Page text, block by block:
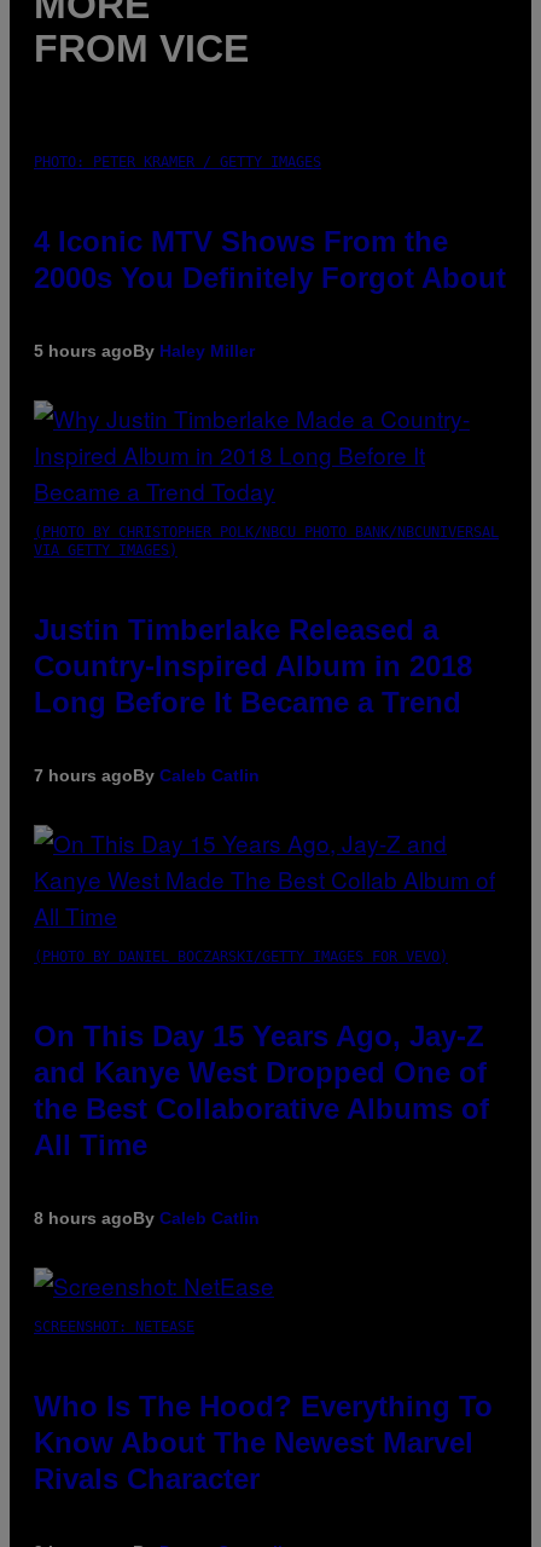
FROM VICE
PHOTO: PETER KRAMER / GETTY IMAGES
4 Iconic MTV Shows From the
2000s You Definitely Forgot About
5 hours agoBy Haley Miller
(PHOTO BY CHRISTOPHER POLK/NBCU PHOTO BANK/NBCUNIVERSAL
VIA GETTY IMAGES)
Justin Timberlake Released a
Country-Inspired Album in 2018
Long Before It Became a Trend
7 hours agoBy Caleb Catlin
(PHOTO BY DANIEL BOCZARSKI/GETTY IMAGES FOR VEVO)
On This Day 15 Years Ago, Jay-Z
and Kanye West Dropped One of
the Best Collaborative Albums of
All Time
8 hours agoBy Caleb Catlin
SCREENSHOT: NETEASE
Who Is The Hood? Everything To
Know About The Newest Marvel
Rivals Character